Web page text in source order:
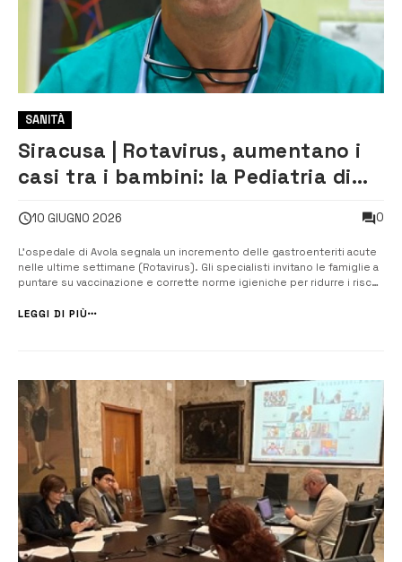
SANITÀ
Siracusa | Rotavirus, aumentano i
casi tra i bambini: la Pediatria di
10 GIUGNO 2026 0
L’ospedale di Avola segnala un incremento delle gastroenteriti acute
nelle ultime settimane (Rotavirus). Gli specialisti invitano le famiglie a
puntare su vaccinazione e corrette norme igieniche per ridurre i rischi
Rotavirus tra lattanti e bambini nel territorio sirac...
LEGGI DI PIÙ